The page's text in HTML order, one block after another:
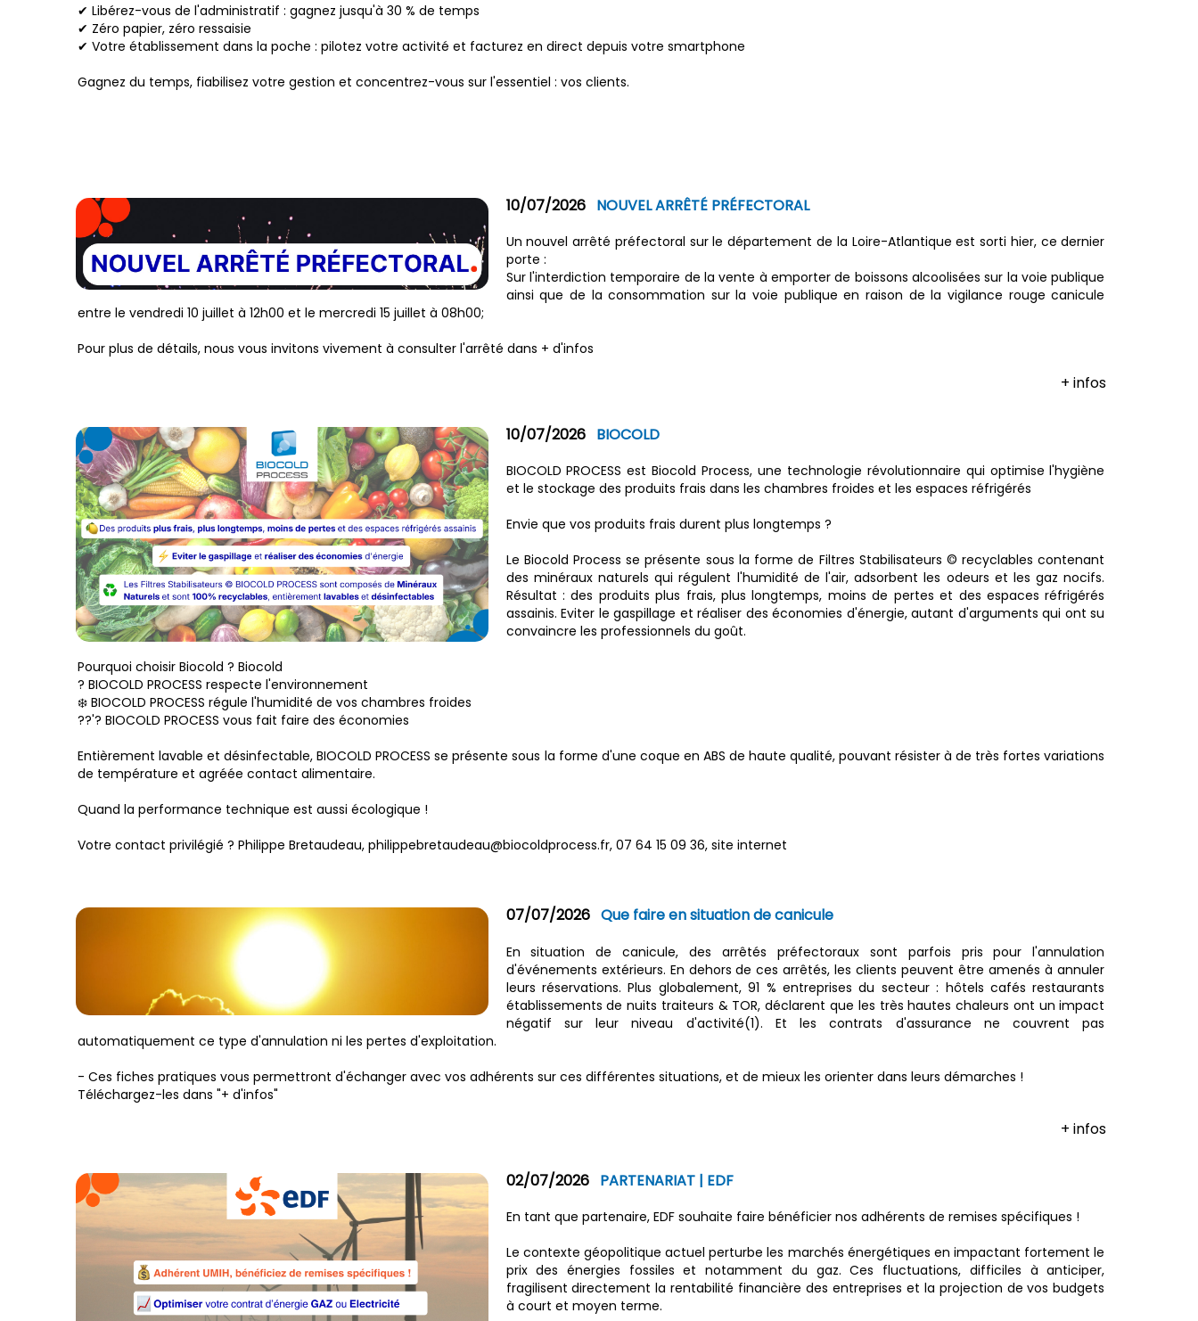
✔ Libérez-vous de l'administratif : gagnez jusqu'à 30 % de temps
✔ Zéro papier, zéro ressaisie
✔ Votre établissement dans la poche : pilotez votre activité et facturez en direct depuis votre smartphone
Gagnez du temps, fiabilisez votre gestion et concentrez-vous sur l'essentiel : vos clients.
10/07/2026 NOUVEL ARRÊTÉ PRÉFECTORAL
Un nouvel arrêté préfectoral sur le département de la Loire-Atlantique est sorti hier, ce dernier
porte :
Sur l'interdiction temporaire de la vente à emporter de boissons alcoolisées sur la voie publique
ainsi que de la consommation sur la voie publique en raison de la vigilance rouge canicule
entre le vendredi 10 juillet à 12h00 et le mercredi 15 juillet à 08h00;
Pour plus de détails, nous vous invitons vivement à consulter l'arrêté dans + d'infos
+ infos
10/07/2026 BIOCOLD
BIOCOLD PROCESS est Biocold Process, une technologie révolutionnaire qui optimise l'hygiène
et le stockage des produits frais dans les chambres froides et les espaces réfrigérés
Envie que vos produits frais durent plus longtemps ?
Le Biocold Process se présente sous la forme de Filtres Stabilisateurs © recyclables contenant
des minéraux naturels qui régulent l'humidité de l'air, adsorbent les odeurs et les gaz nocifs.
Résultat : des produits plus frais, plus longtemps, moins de pertes et des espaces réfrigérés
assainis. Eviter le gaspillage et réaliser des économies d'énergie, autant d'arguments qui ont su
convaincre les professionnels du goût.
Pourquoi choisir Biocold ? Biocold
? BIOCOLD PROCESS respecte l'environnement
❄️ BIOCOLD PROCESS régule l'humidité de vos chambres froides
??'? BIOCOLD PROCESS vous fait faire des économies
Entièrement lavable et désinfectable, BIOCOLD PROCESS se présente sous la forme d'une coque en ABS de haute qualité, pouvant résister à de très fortes variations
de température et agréée contact alimentaire.
Quand la performance technique est aussi écologique !
Votre contact privilégié ? Philippe Bretaudeau, philippebretaudeau@biocoldprocess.fr, 07 64 15 09 36, site internet
07/07/2026 Que faire en situation de canicule
En situation de canicule, des arrêtés préfectoraux sont parfois pris pour l'annulation
d'événements extérieurs. En dehors de ces arrêtés, les clients peuvent être amenés à annuler
leurs réservations. Plus globalement, 91 % entreprises du secteur : hôtels cafés restaurants
établissements de nuits traiteurs & TOR, déclarent que les très hautes chaleurs ont un impact
négatif sur leur niveau d'activité(1). Et les contrats d'assurance ne couvrent pas
automatiquement ce type d'annulation ni les pertes d'exploitation.
- Ces fiches pratiques vous permettront d'échanger avec vos adhérents sur ces différentes situations, et de mieux les orienter dans leurs démarches !
Téléchargez-les dans "+ d'infos"
+ infos
02/07/2026 PARTENARIAT | EDF
En tant que partenaire, EDF souhaite faire bénéficier nos adhérents de remises spécifiques !
Le contexte géopolitique actuel perturbe les marchés énergétiques en impactant fortement le
prix des énergies fossiles et notamment du gaz. Ces fluctuations, difficiles à anticiper,
fragilisent directement la rentabilité financière des entreprises et la projection de vos budgets
à court et moyen terme.